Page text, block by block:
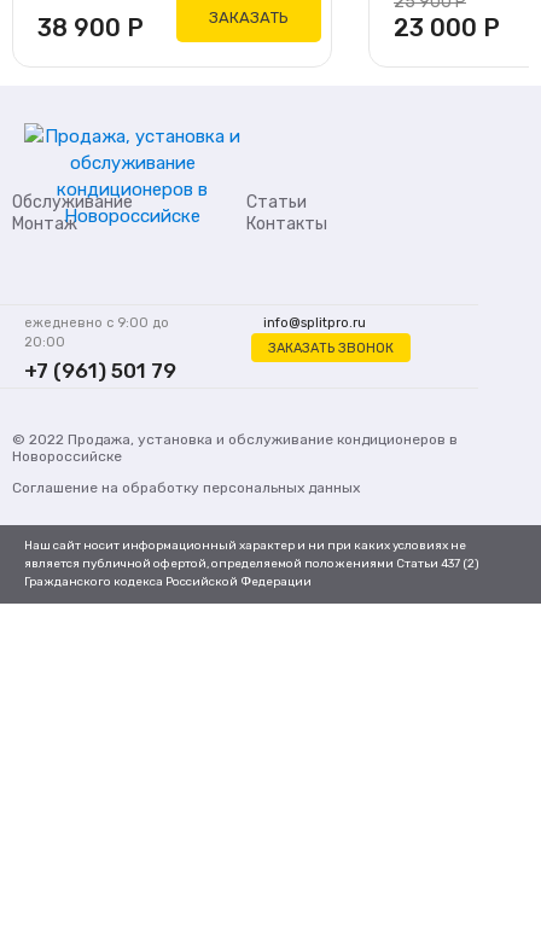
38 900 Р ЗАКАЗАТЬ 23 000 Р
Обслуживание
Монтаж
Статьи
Контакты
info@splitpro.ru
ЗАКАЗАТЬ ЗВОНОК
ежедневно с 9:00 до
20:00
+7 (961) 501 79
© 2022 Продажа, установка и обслуживание кондиционеров в
Новороссийске
Соглашение на обработку персональных данных
Наш сайт носит информационный характер и ни при каких условиях не
является публичной офертой, определяемой положениями Статьи 437 (2)
Гражданского кодекса Российской Федерации